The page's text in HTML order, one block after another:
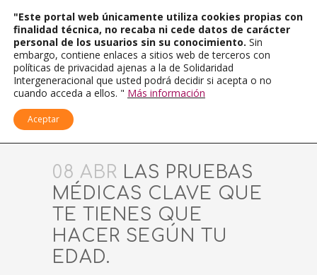
08 ABR LAS PRUEBAS
MÉDICAS CLAVE QUE
TE TIENES QUE
HACER SEGÚN TU
EDAD.
"Este portal web únicamente utiliza cookies propias con
finalidad técnica, no recaba ni cede datos de carácter
personal de los usuarios sin su conocimiento. Sin
embargo, contiene enlaces a sitios web de terceros con
políticas de privacidad ajenas a la de Solidaridad
Intergeneracional que usted podrá decidir si acepta o no
cuando acceda a ellos. " Más información
Aceptar